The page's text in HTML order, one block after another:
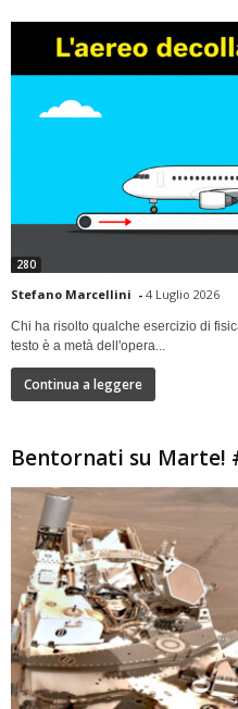
280
Stefano Marcellini - 4 Luglio 2026
Chi ha risolto qualche esercizio di
testo è a metà dell'opera...
Continua a leggere
Bentornati su Marte!